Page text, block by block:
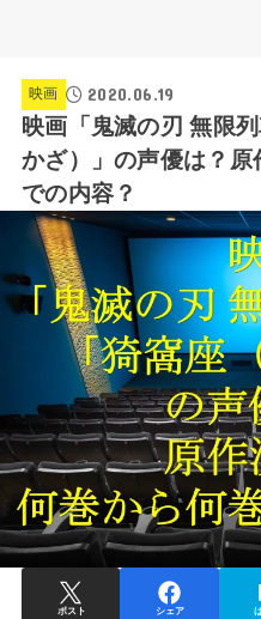
映画 2020.06.19
映画「鬼滅の刃 無限
かざ）」の声優は？原
での内容？
ポスト シェア